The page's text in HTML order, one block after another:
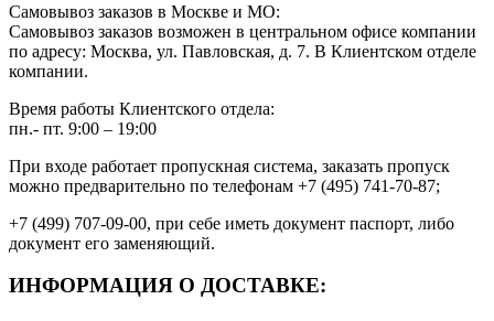
Самовывоз заказов в Москве и МО:
Самовывоз заказов возможен в центральном офисе компании
по адресу: Москва, ул. Павловская, д. 7. В Клиентском отделе
компании.
Время работы Клиентского отдела:
пн.- пт. 9:00 – 19:00
При входе работает пропускная система, заказать пропуск
можно предварительно по телефонам +7 (495) 741-70-87;
+7 (499) 707-09-00, при себе иметь документ паспорт, либо
документ его заменяющий.
ИНФОРМАЦИЯ О ДОСТАВКЕ: